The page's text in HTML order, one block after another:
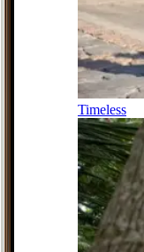
Timeless